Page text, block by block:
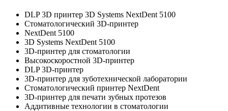
DLP 3D принтер 3D Systems NextDent 5100
Стоматологический 3D-принтер
NextDent 5100
3D Systems NextDent 5100
3D-принтер для стоматологии
Высокоскоростной 3D-принтер
DLP 3D-принтер
3D-принтер для зуботехнической лаборатории
Стоматологический принтер NextDent
3D-принтер для печати зубных протезов
Аддитивные технологии в стоматологии